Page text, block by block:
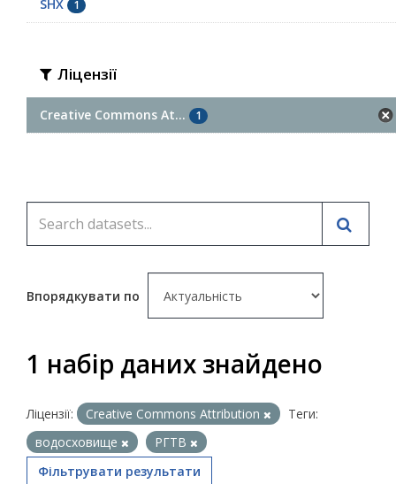
SHX 1
Ліцензії
Creative Commons At... 1
Впорядкувати по
1 набір даних знайдено
Ліцензії: Creative Commons Attribution
Теги:
водосховище
РГТВ
Фільтрувати результати